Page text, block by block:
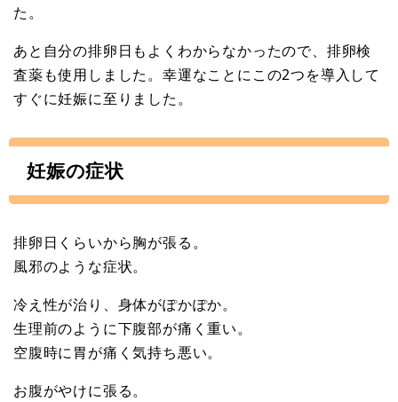
た。
あと自分の排卵日もよくわからなかったので、排卵検
査薬も使用しました。幸運なことにこの2つを導入して
すぐに妊娠に至りました。
妊娠の症状
排卵日くらいから胸が張る。
風邪のような症状。
冷え性が治り、身体がぽかぽか。
生理前のように下腹部が痛く重い。
空腹時に胃が痛く気持ち悪い。
お腹がやけに張る。